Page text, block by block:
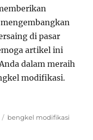
di pasar
artikel ini
dalam meraih
modifikasi.
Tags
bengkel modifikasi